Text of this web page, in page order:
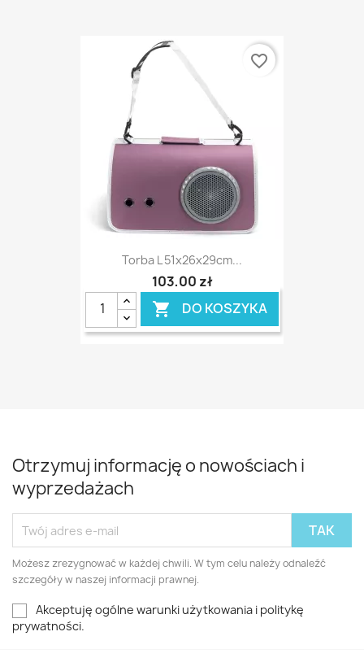
Torba L 51x26x29cm...
103,00 zł
 DO KOSZYKA
favorite_border
Otrzymuj informację o nowościach i
wyprzedażach
Możesz zrezygnować w każdej chwili. W tym celu należy odnaleźć
szczegóły w naszej informacji prawnej.
Akceptuję ogólne warunki użytkowania i politykę
prywatności.